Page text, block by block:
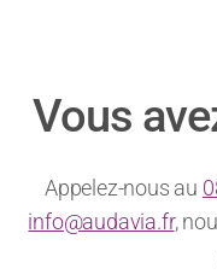
Vous
Appelez-nous au
info@audavia.fr,